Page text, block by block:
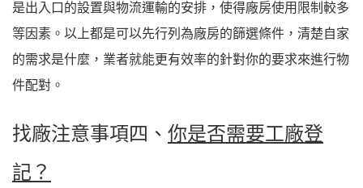
是出入口的設置與物流運輸的安排，使得廠房使用限制較多
等因素。以上都是可以先行列為廠房的篩選條件，清楚自家
的需求是什麼，業者就能更有效率的針對你的要求來進行物
件配對。
找廠注意事項四、 你是否需要工廠登
記？